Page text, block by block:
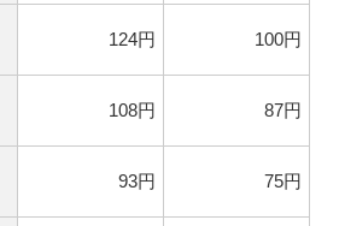
124円 100円
108円 87円
93円 75円